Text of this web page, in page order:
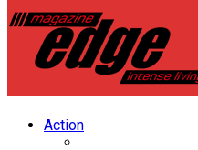
Action